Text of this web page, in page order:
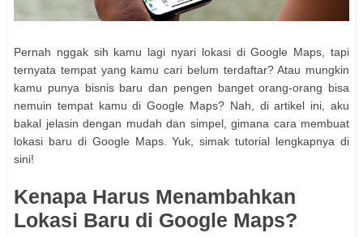
Pernah nggak sih kamu lagi nyari lokasi di Google Maps, tapi
ternyata tempat yang kamu cari belum terdaftar? Atau mungkin
kamu punya bisnis baru dan pengen banget orang-orang bisa
nemuin tempat kamu di Google Maps? Nah, di artikel ini, aku
bakal jelasin dengan mudah dan simpel, gimana cara membuat
lokasi baru di Google Maps. Yuk, simak tutorial lengkapnya di
sini!
Kenapa Harus Menambahkan
Lokasi Baru di Google Maps?